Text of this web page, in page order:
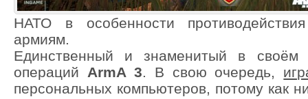
НАТО в особенности
армиям.
Единственный и знаменитый в своём
операций ArmA 3. В свою очередь,
персональных компьютеров, потому как